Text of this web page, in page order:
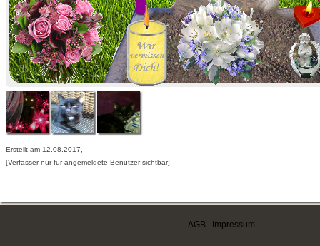
Erstellt am 12.08.2017,
[Verfasser nur für angemeldete Benutzer sichtbar]
AGB Impressum